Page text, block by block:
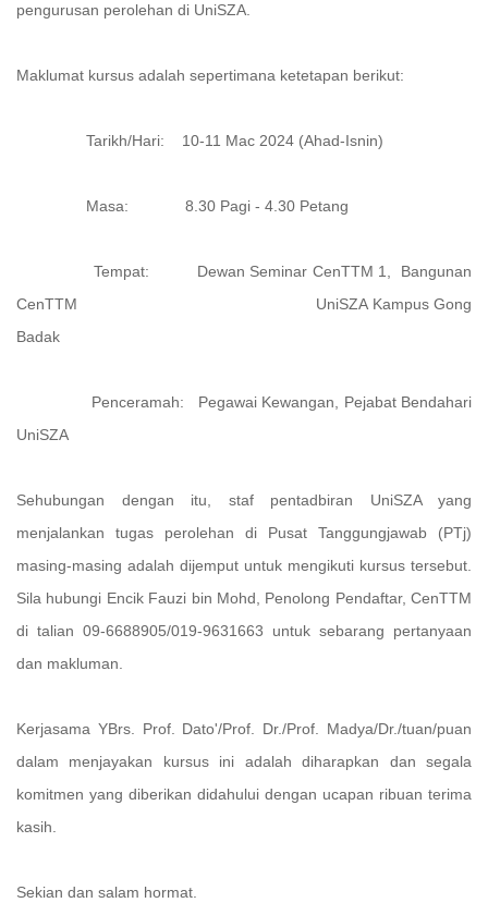
pengurusan perolehan di UniSZA.
Maklumat kursus adalah sepertimana ketetapan berikut:
Tarikh/Hari: 10-11 Mac 2024 (Ahad-Isnin)
Masa: 8.30 Pagi - 4.30 Petang
Tempat: Dewan Seminar CenTTM 1, Bangunan
CenTTM UniSZA Kampus Gong
Badak
Penceramah: Pegawai Kewangan, Pejabat Bendahari
UniSZA
Sehubungan dengan itu, staf pentadbiran UniSZA yang
menjalankan tugas perolehan di Pusat Tanggungjawab (PTj)
masing-masing adalah dijemput untuk mengikuti kursus tersebut.
Sila hubungi Encik Fauzi bin Mohd, Penolong Pendaftar, CenTTM
di talian 09-6688905/019-9631663 untuk sebarang pertanyaan
dan makluman.
Kerjasama YBrs. Prof. Dato'/Prof. Dr./Prof. Madya/Dr./tuan/puan
dalam menjayakan kursus ini adalah diharapkan dan segala
komitmen yang diberikan didahului dengan ucapan ribuan terima
kasih.
Sekian dan salam hormat.